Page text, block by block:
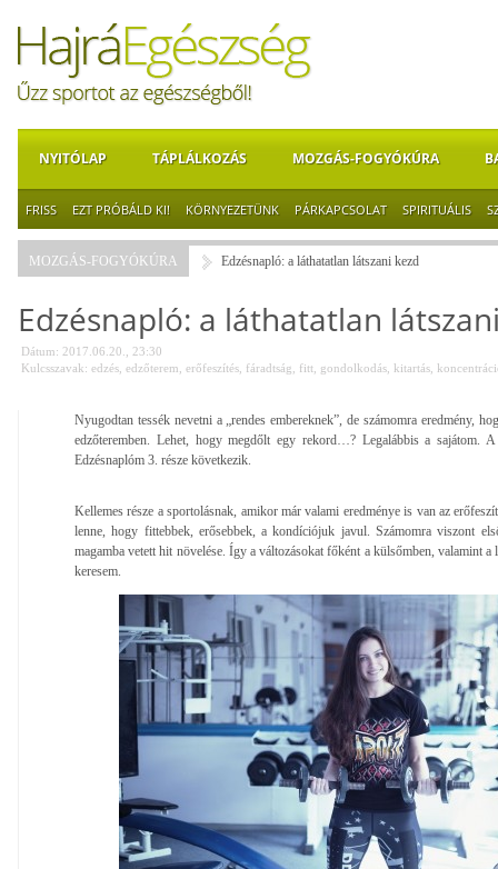
NYITÓLAP TÁPLÁLKOZÁS MOZGÁS-FOGYÓKÚRA
FRISS EZT PRÓBÁLD KI! KÖRNYEZETÜNK PÁRKAPCSOLAT SPIRITUÁLIS
MOZGÁS-FOGYÓKÚRA Edzésnapló: a láthatatlan látszani kezd
Edzésnapló: a láthatatlan
Dátum: 2017.06.20., 23:30
Kulcsszavak: edzés edzőterem erőfeszítés fáradtság fitt gondolkodás kitartás
Nyugodtan tessék nevetni a „rendes embereknek”, de számomra eredmény,
edzőteremben. Lehet, hogy megdőlt egy rekord…? Legalábbis a sajátom. A
Edzésnaplóm 3. része következik.
Kellemes része a sportolásnak, amikor már valami eredménye is van az
lenne, hogy fittebbek, erősebbek, a kondíciójuk javul. Számomra viszont
magamba vetett hit növelése. Így a változásokat főként a külsőmben, valamint a
keresem.